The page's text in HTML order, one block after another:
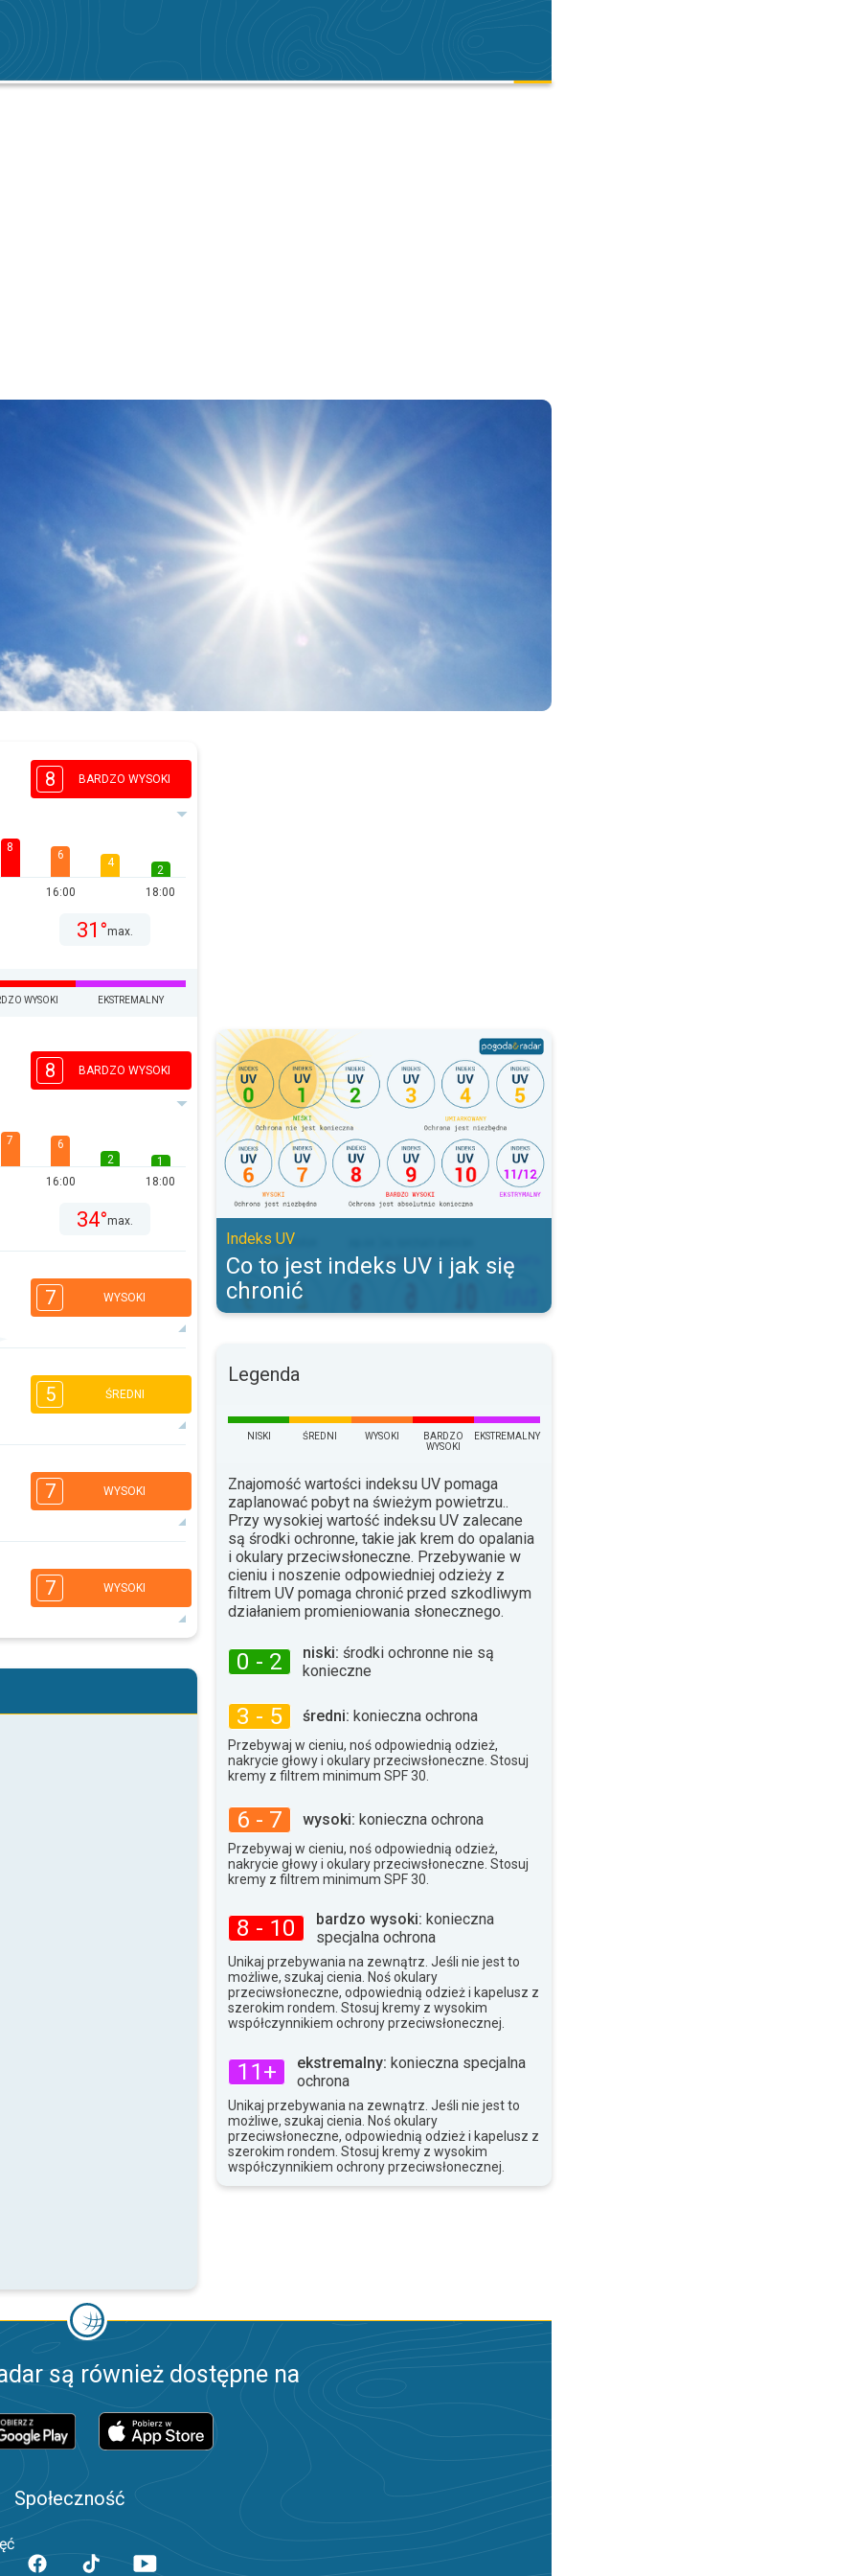
8 BARDZO WYSOKI
8
6
16:00
4
2
18:00
31°max.
WYSOKI EKSTREMALNY
8 BARDZO WYSOKI
7 6
16:00
2
1
18:00
34°max.
7 WYSOKI
3
16:00
32°max.
5 ŚREDNI
16:00
2
7 WYSOKI
16:00
4
37°max.
7 WYSOKI
4
Co to jest indeks UV i jak się chronić. Indeks UV. . .
Indeks UV
Co to jest indeks UV i jak się
chronić
Legenda
NISKI ŚREDNI WYSOKI
BARDZO
WYSOKI
EKSTREMALNY
Znajomość wartości indeksu UV pomaga
zaplanować pobyt na świeżym powietrzu..
Przy wysokiej wartość indeksu UV zalecane
są środki ochronne, takie jak krem do opalania
i okulary przeciwsłoneczne. Przebywanie w
cieniu i noszenie odpowiedniej odzieży z
filtrem UV pomaga chronić przed szkodliwym
działaniem promieniowania słonecznego.
0 - 2 niski: środki ochronne nie są
konieczne
3 - 5 średni: konieczna ochrona
Przebywaj w cieniu, noś odpowiednią odzież,
nakrycie głowy i okulary przeciwsłoneczne. Stosuj
kremy z filtrem minimum SPF 30.
6 - 7 wysoki: konieczna ochrona
Przebywaj w cieniu, noś odpowiednią odzież,
nakrycie głowy i okulary przeciwsłoneczne. Stosuj
kremy z filtrem minimum SPF 30.
8 - 10 bardzo wysoki: konieczna
specjalna ochrona
Unikaj przebywania na zewnątrz. Jeśli nie jest to
możliwe, szukaj cienia. Noś okulary
przeciwsłoneczne, odpowiednią odzież i kapelusz z
szerokim rondem. Stosuj kremy z wysokim
współczynnikiem ochrony przeciwsłonecznej.
11+ ekstremalny: konieczna specjalna
ochrona
Unikaj przebywania na zewnątrz. Jeśli nie jest to
możliwe, szukaj cienia. Noś okulary
przeciwsłoneczne, odpowiednią odzież i kapelusz z
szerokim rondem. Stosuj kremy z wysokim
współczynnikiem ochrony przeciwsłonecznej.
są również dostępne na
Społeczność